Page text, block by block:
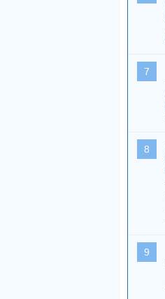
7
8
9